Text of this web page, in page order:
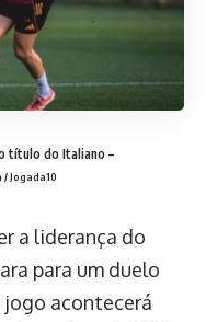
título do Italiano –
/ Jogada10
a liderança do
para um duelo
acontecerá